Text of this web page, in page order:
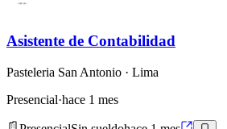
Asistente de Contabilidad
Pasteleria San Antonio · Lima
Presencial·hace 1 mes